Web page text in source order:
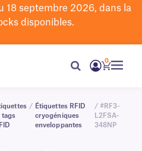
18 septembre 2026, dans la
disponibles.
0
tags
/ Étiquettes RFID
cryogéniques
enveloppantes
/ #RF3-
L2FSA-
348NP